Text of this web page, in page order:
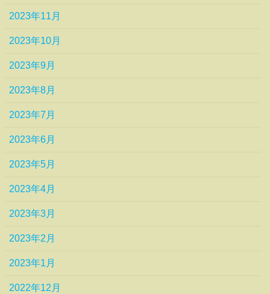
2023年11月
2023年10月
2023年9月
2023年8月
2023年7月
2023年6月
2023年5月
2023年4月
2023年3月
2023年2月
2023年1月
2022年12月